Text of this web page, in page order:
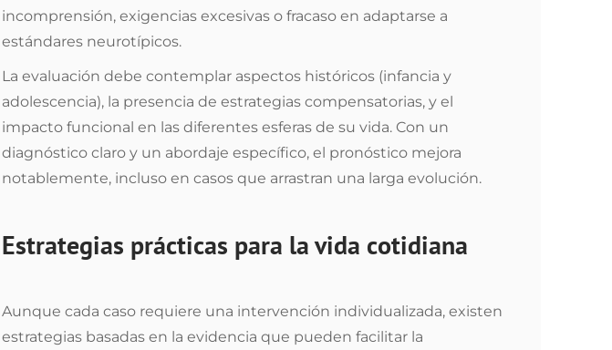
incomprensión, exigencias excesivas o fracaso en adaptarse a
estándares neurotípicos.
La evaluación debe contemplar aspectos históricos (infancia y
adolescencia), la presencia de estrategias compensatorias, y el
impacto funcional en las diferentes esferas de su vida. Con un
diagnóstico claro y un abordaje específico, el pronóstico mejora
notablemente, incluso en casos que arrastran una larga evolución.
Estrategias prácticas para la vida cotidiana
Aunque cada caso requiere una intervención individualizada, existen
estrategias basadas en la evidencia que pueden facilitar la